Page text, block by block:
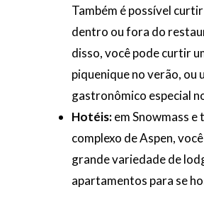
Também é possível
dentro ou fora do
disso, você pode curtir
piquenique no verão, ou
gastronômico especial
Hotéis:em Snowmass e
complexo de Aspen,
grande variedade de
apartamentos para se